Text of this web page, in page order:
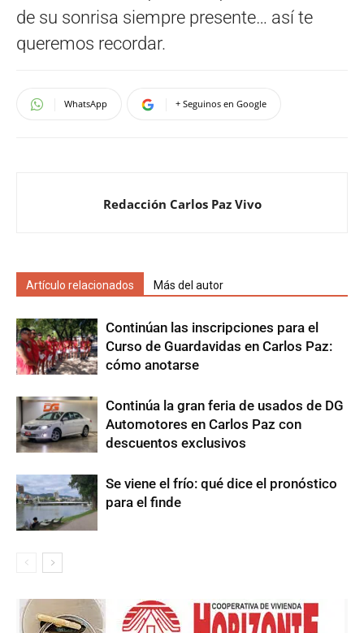
de su sonrisa siempre presente… así te
queremos recordar.
WhatsApp + Seguinos en Google
Redacción Carlos Paz Vivo
Artículo relacionados Más del autor
Continúan las inscripciones para el
Curso de Guardavidas en Carlos Paz:
cómo anotarse
Continúa la gran feria de usados de DG
Automotores en Carlos Paz con
descuentos exclusivos
Se viene el frío: qué dice el pronóstico
para el finde